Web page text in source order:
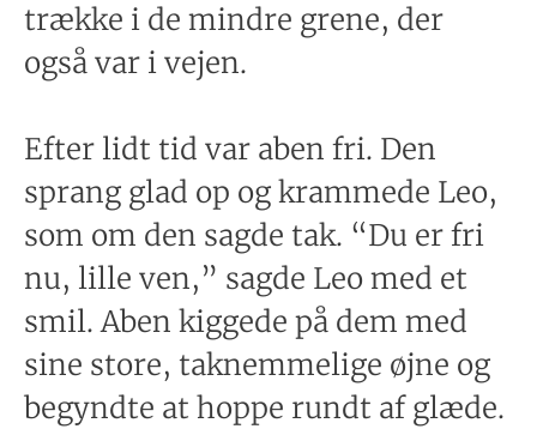
trække i de mindre grene, der
også var i vejen.
Efter lidt tid var aben fri. Den
sprang glad op og krammede Leo,
som om den sagde tak. “Du er fri
nu, lille ven,” sagde Leo med et
smil. Aben kiggede på dem med
sine store, taknemmelige øjne og
begyndte at hoppe rundt af glæde.